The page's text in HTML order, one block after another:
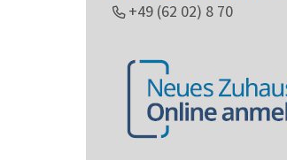
+49 (62 02) 8 70